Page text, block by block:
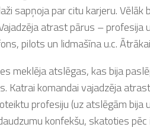
sapņoja par citu karjeru.
atrast pārus – profesija
pilots un lidmašīna u.c.
meklēja atslēgas, kas bija
Katrai komandai vajadzēja
profesiju (uz atslēgām
konfekšu, skatoties